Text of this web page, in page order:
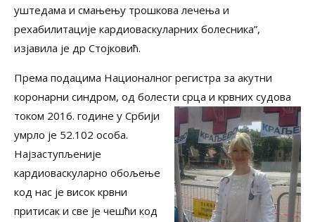
уштедама и смањењу трошкова лечења и
рехабилитације кардиоваскуларних болесника”,
изјавила је др Стојковић.
Према подацима Националног регистра за акутни
коронарни синдром, од болести срца и крвних судова
током 2016. године у Србији
умрло је 52.102 особа.
Најзаступљеније
кардиоваскуларно обољење
код нас је висок крвни
притисак и све је чешћи код